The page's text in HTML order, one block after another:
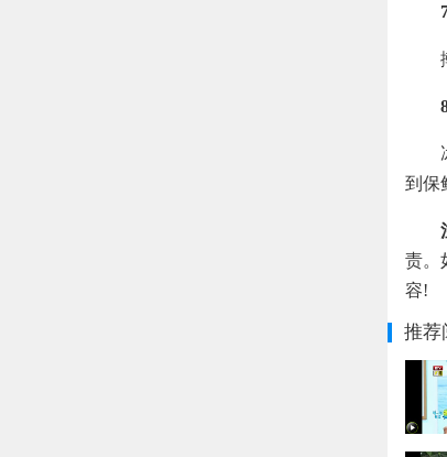
到保
责。
容!
推荐